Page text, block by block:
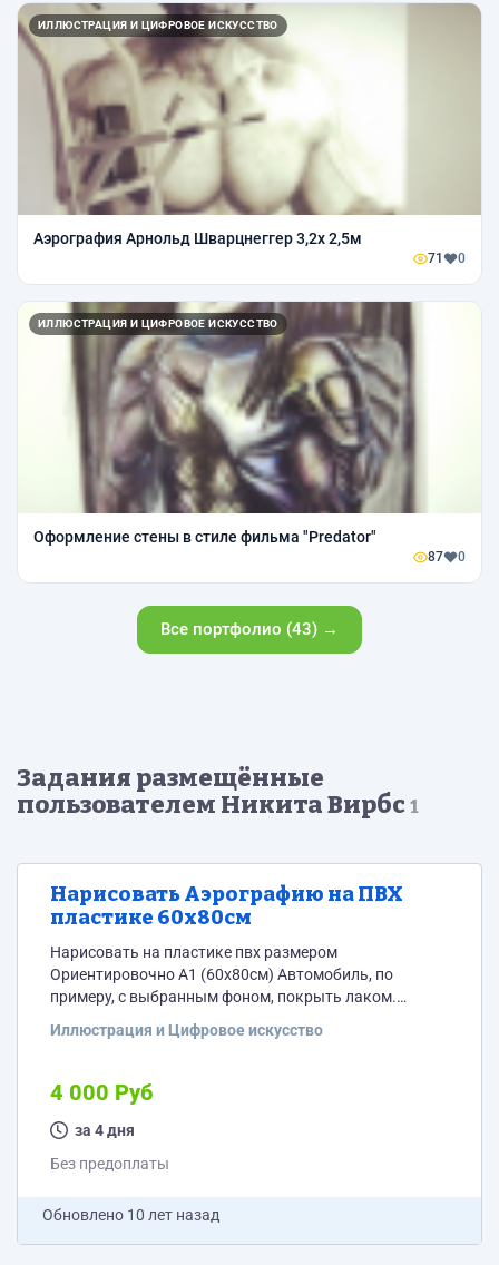
ИЛЛЮСТРАЦИЯ И ЦИФРОВОЕ ИСКУССТВО
Аэрография Арнольд Шварцнеггер 3,2х 2,5м
71 0
ИЛЛЮСТРАЦИЯ И ЦИФРОВОЕ ИСКУССТВО
Оформление стены в стиле фильма "Predator"
87 0
Все портфолио (43) →
Задания размещённые
пользователем Никита Вирбс 1
Нарисовать Аэрографию на ПВХ
пластике 60х80см
Нарисовать на пластике пвх размером
Ориентировочно А1 (60х80см) Автомобиль, по
примеру, с выбранным фоном, покрыть лаком.
Иллюстрация и Цифровое искусство
4 000 Руб
за 4 дня
Без предоплаты
Обновлено 10 лет назад